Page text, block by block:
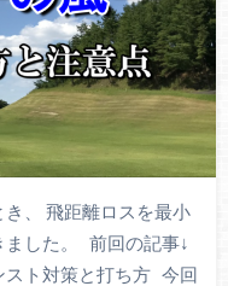
、 飛距離ロスを最小
ました。 前回の記事↓
スト対策と打ち方 今回